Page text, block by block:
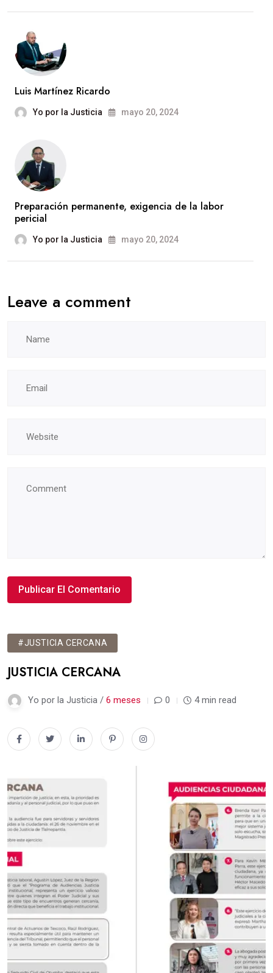
Luis Martínez Ricardo
Yo por la Justicia mayo 20, 2024
Preparación permanente, exigencia de la labor
pericial
Yo por la Justicia mayo 20, 2024
Leave a comment
#JUSTICIA CERCANA
JUSTICIA CERCANA
Yo por la Justicia / 6 meses 0 4 min read